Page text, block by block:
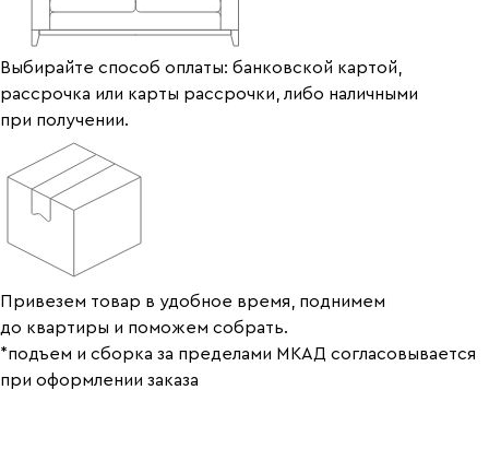
Выбирайте способ оплаты: банковской картой,
рассрочка или карты рассрочки, либо наличными
при получении.
Привезем товар в удобное время, поднимем
до квартиры и поможем собрать.
*подъем и сборка за пределами МКАД согласовывается
при оформлении заказа